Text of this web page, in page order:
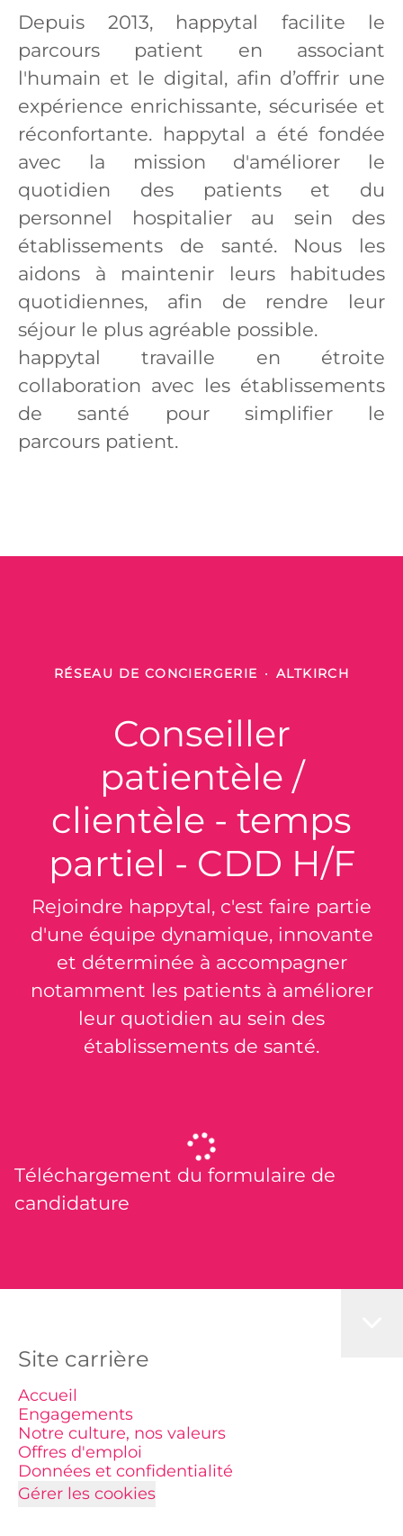
Depuis 2013, happytal facilite le
parcours patient en associant
l'humain et le digital, afin d’offrir une
expérience enrichissante, sécurisée et
réconfortante. happytal a été fondée
avec la mission d'améliorer le
quotidien des patients et du
personnel hospitalier au sein des
établissements de santé. Nous les
aidons à maintenir leurs habitudes
quotidiennes, afin de rendre leur
séjour le plus agréable possible.
happytal travaille en étroite
collaboration avec les établissements
de santé pour simplifier le
parcours patient.
RÉSEAU DE CONCIERGERIE · ALTKIRCH
Conseiller
patientèle /
clientèle - temps
partiel - CDD H/F
Rejoindre happytal, c'est faire partie
d'une équipe dynamique, innovante
et déterminée à accompagner
notamment les patients à améliorer
leur quotidien au sein des
établissements de santé.
Téléchargement du formulaire de
candidature
Site carrière
Accueil
Engagements
Notre culture, nos valeurs
Offres d'emploi
Données et confidentialité
Gérer les cookies